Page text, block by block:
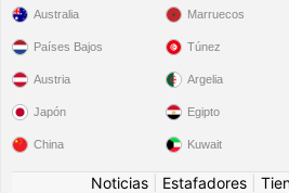
Australia
Países Bajos
Austria
Japón
China
Marruecos
Túnez
Argelia
Egipto
Kuwait
Noticias Estafadores